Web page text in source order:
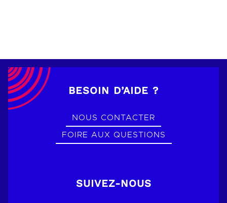
BESOIN D’AIDE ?
NOUS CONTACTER
FOIRE AUX QUESTIONS
SUIVEZ-NOUS